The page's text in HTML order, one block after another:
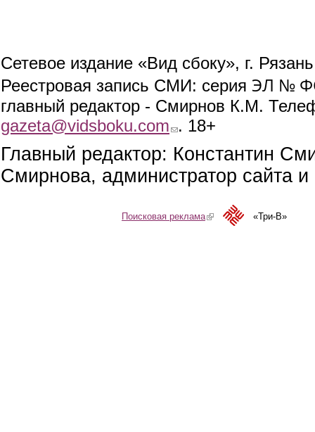
Сетевое издание «Вид сбоку», г.
Реестровая запись СМИ: серия ЭЛ №
главный редактор - Смирнов К.М.
gazeta@vidsboku.com (link sends e-mail)
. 18+
Главный редактор: Константин
Смирнова, администратор сайта
Поисковая реклама(link is external)«Три-В»